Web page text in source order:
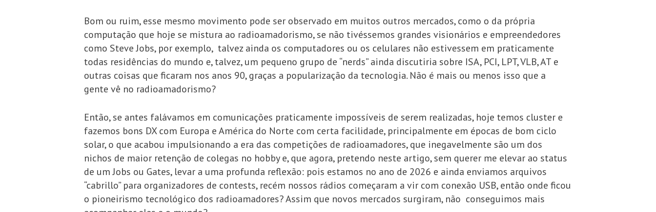
Bom ou ruim, esse mesmo movimento pode ser observado em muitos outros mercados, como o da própria
computação que hoje se mistura ao radioamadorismo, se não tivéssemos grandes visionários e empreendedores
como Steve Jobs, por exemplo, talvez ainda os computadores ou os celulares não estivessem em praticamente
todas residências do mundo e, talvez, um pequeno grupo de “nerds” ainda discutiria sobre ISA, PCI, LPT, VLB, AT e
outras coisas que ficaram nos anos 90, graças a popularização da tecnologia. Não é mais ou menos isso que a
gente vê no radioamadorismo?
Então, se antes falávamos em comunicações praticamente impossíveis de serem realizadas, hoje temos cluster e
fazemos bons DX com Europa e América do Norte com certa facilidade, principalmente em épocas de bom ciclo
solar, o que acabou impulsionando a era das competições de radioamadores, que inegavelmente são um dos
nichos de maior retenção de colegas no hobby e, que agora, pretendo neste artigo, sem querer me elevar ao status
de um Jobs ou Gates, levar a uma profunda reflexão: pois estamos no ano de 2026 e ainda enviamos arquivos
“cabrillo” para organizadores de contests, recém nossos rádios começaram a vir com conexão USB, então onde ficou
o pioneirismo tecnológico dos radioamadores? Assim que novos mercados surgiram, não conseguimos mais